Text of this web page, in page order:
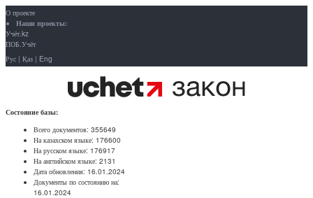
О проекте
Наши проекты:
Учёт.kz
ПОБ.Учёт
Рус | Қаз | Eng
Состояние базы:
Всего документов: 355649
На казахском языке: 176600
На русском языке: 176917
На английском языке: 2131
Дата обновления: 16.01.2024
Документы по состоянию на:
16.01.2024